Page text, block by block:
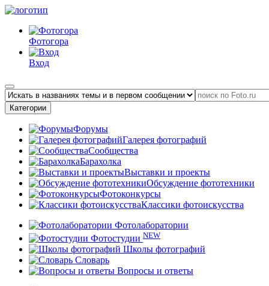
Фотогора
Вход
Категории
Форумы
Галерея фотографий
Сообщества
Барахолка
Выставки и проекты
Обсуждение фототехники
Фотоконкурсы
Классики фотоискусства
Фотолаборатории
Фотостудии NEW
Школы фотографий
Словарь
Вопросы и ответы